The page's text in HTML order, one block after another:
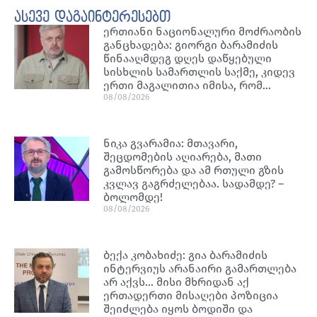
ასევე დაგაინტერესებთ
ერთიანი ნაციონალური მოძრაობის
განცხადება: გიორგი ბარამიძის
წინააღმდეგ დღეს დაწყებული
სისხლის სამართლის საქმე, კიდევ
ერთი მაგალითია იმისა, რომ…
08/08/2026
ნიკა გვარამია: მთავარი,
შეცდომების აღიარება, მათი
გამოსწორება და ამ რთული გზის
კვლავ გაგრძელებაა. სადამდე? –
ბოლომდე!
08/08/2026
ბექა კობახიძე: გია ბარამიძის
ინტერვიუს არანაირი გამართლება
არ აქვს… მისი მხრიდან აქ
ერთადერთი მისაღები პოზიცია
შეიძლება იყოს ბოდიში და